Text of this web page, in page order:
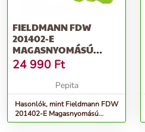
FIELDMANN FDW
201402-E
MAGASNYOMÁSÚ
MOSÓ, ZÖLD
24 990 Ft
Pepita
Hasonlók, mint Fieldmann FDW
201402-E Magasnyomású
mosó, Zöld